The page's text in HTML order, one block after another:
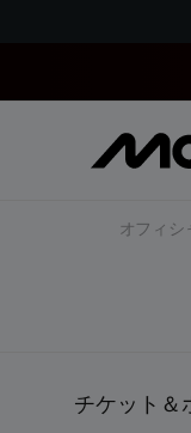
オフィシ
チケット＆